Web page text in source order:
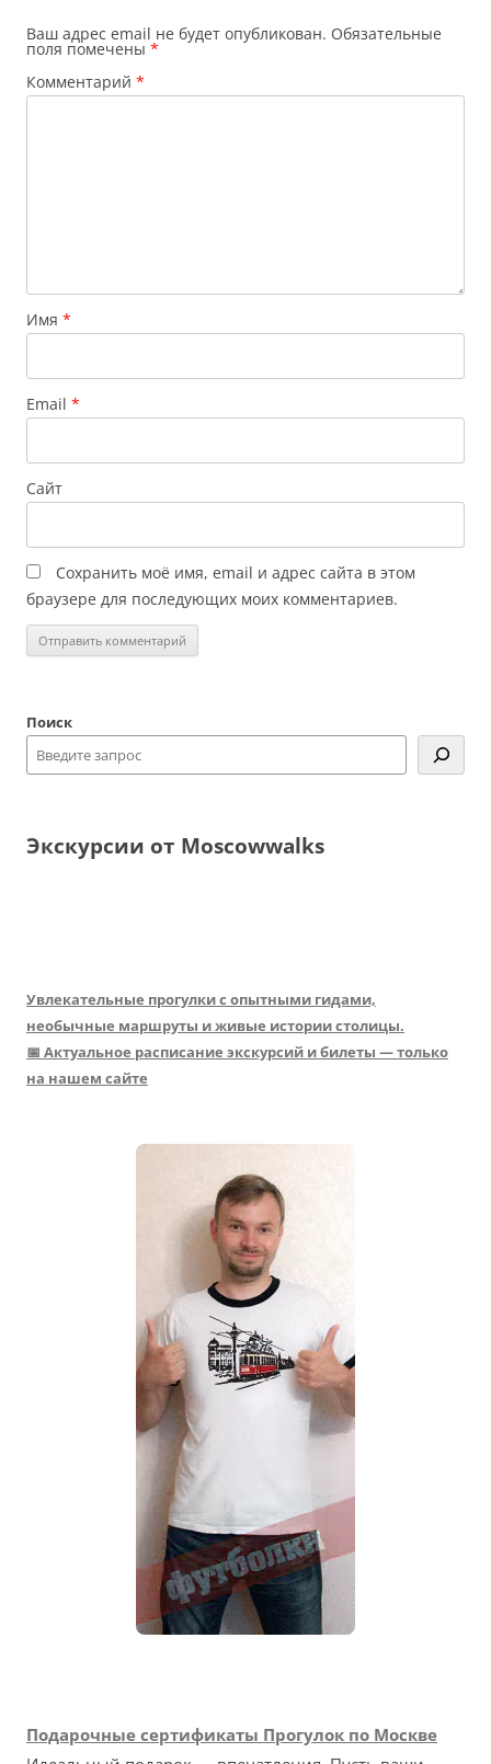
Ваш адрес email не будет опубликован. Обязательные
поля помечены *
Комментарий *
Имя *
Email *
Сайт
Сохранить моё имя, email и адрес сайта в этом
браузере для последующих моих комментариев.
Поиск
Экскурсии от Moscowwalks
Увлекательные прогулки с опытными гидами,
необычные маршруты и живые истории столицы.
📅 Актуальное расписание экскурсий и билеты — только
на нашем сайте
Подарочные сертификаты Прогулок по Москве